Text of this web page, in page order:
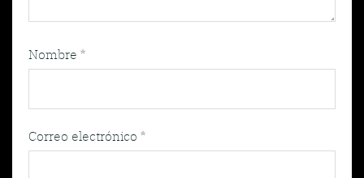
Nombre *
Correo electrónico *